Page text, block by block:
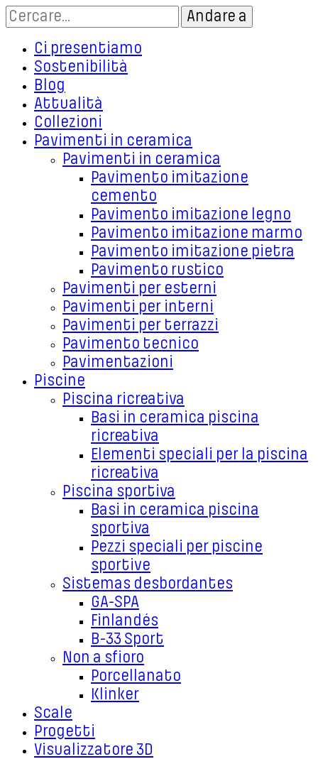
Ci presentiamo
Sostenibilità
Blog
Attualità
Collezioni
Pavimenti in ceramica
Pavimenti in ceramica
Pavimento imitazione
cemento
Pavimento imitazione legno
Pavimento imitazione marmo
Pavimento imitazione pietra
Pavimento rustico
Pavimenti per esterni
Pavimenti per interni
Pavimenti per terrazzi
Pavimento tecnico
Pavimentazioni
Piscine
Piscina ricreativa
Basi in ceramica piscina
ricreativa
Elementi speciali per la piscina
ricreativa
Piscina sportiva
Basi in ceramica piscina
sportiva
Pezzi speciali per piscine
sportive
Sistemas desbordantes
GA-SPA
Finlandés
B-33 Sport
Non a sfioro
Porcellanato
Klinker
Scale
Progetti
Visualizzatore 3D